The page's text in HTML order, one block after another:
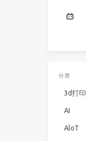
分类
3d打印
AI
AloT